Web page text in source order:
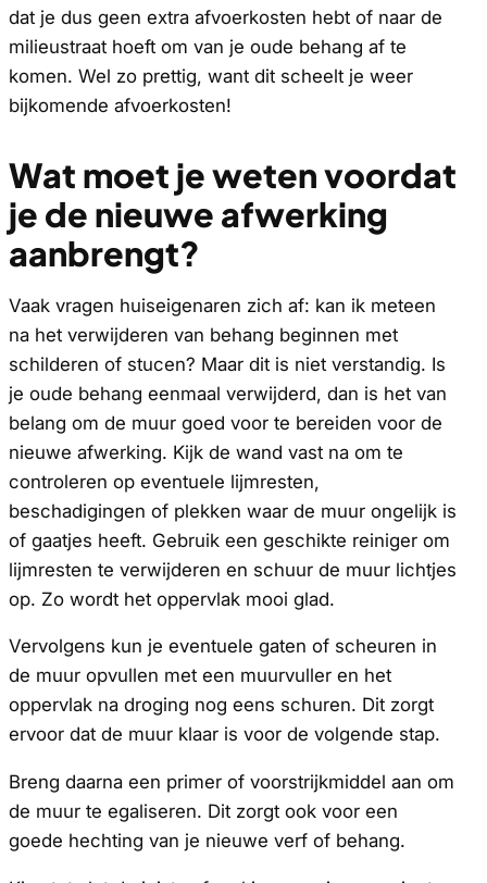
dat je dus geen extra afvoerkosten hebt of naar de
milieustraat hoeft om van je oude behang af te
komen. Wel zo prettig, want dit scheelt je weer
bijkomende afvoerkosten!
Wat moet je weten voordat
je de nieuwe afwerking
aanbrengt?
Vaak vragen huiseigenaren zich af: kan ik meteen
na het verwijderen van behang beginnen met
schilderen of stucen? Maar dit is niet verstandig. Is
je oude behang eenmaal verwijderd, dan is het van
belang om de muur goed voor te bereiden voor de
nieuwe afwerking. Kijk de wand vast na om te
controleren op eventuele lijmresten,
beschadigingen of plekken waar de muur ongelijk is
of gaatjes heeft. Gebruik een geschikte reiniger om
lijmresten te verwijderen en schuur de muur lichtjes
op. Zo wordt het oppervlak mooi glad.
Vervolgens kun je eventuele gaten of scheuren in
de muur opvullen met een muurvuller en het
oppervlak na droging nog eens schuren. Dit zorgt
ervoor dat de muur klaar is voor de volgende stap.
Breng daarna een primer of voorstrijkmiddel aan om
de muur te egaliseren. Dit zorgt ook voor een
goede hechting van je nieuwe verf of behang.